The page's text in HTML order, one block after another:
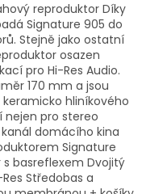
reproduktor Díky
Signature 905 do
Stejně jako ostatní
osazen
pro Hi-Res Audio.
170 mm a jsou
hliníkového
nejen pro stereo
domácího kina
Signature
basreflexem Dvojitý
Středobas a